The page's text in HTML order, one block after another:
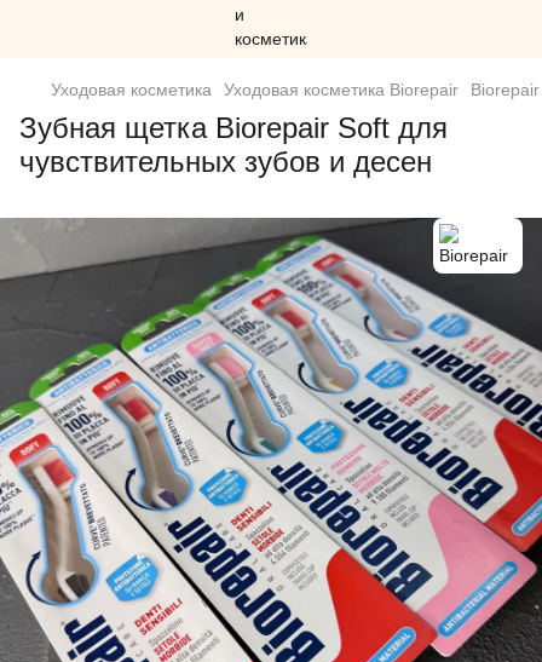
Уходовая косметика Уходовая косметика Biorepair
Зубная щетка Biorepair Soft для
чувствительных зубов и десен